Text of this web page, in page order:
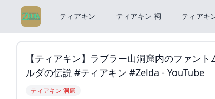
ティアキン ティアキン 祠 ティアキ
【ティアキン】ラブラー山洞窟内のファ
ルダの伝説 #ティアキン #zelda - YouTube
ティアキン 洞窟